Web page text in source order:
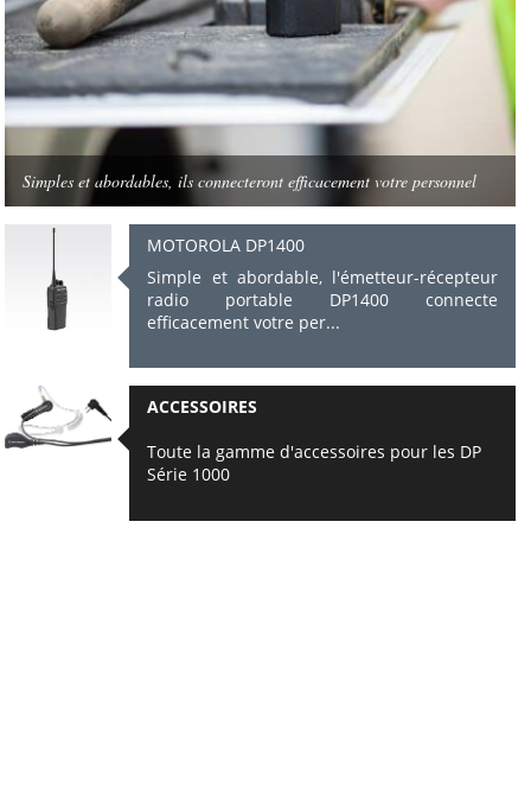
Simples et abordables, ils connecteront efficacement votre personnel
MOTOROLA DP1400
Simple et abordable, l'émetteur-récepteur
radio portable DP1400 connecte
efficacement votre per...
ACCESSOIRES
Toute la gamme d'accessoires pour les DP
Série 1000